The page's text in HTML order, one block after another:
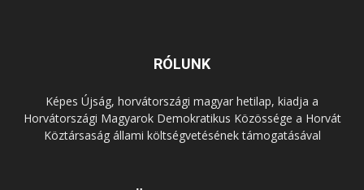
RÓLUNK
Képes Újság, horvátországi magyar hetilap, kiadja a
Horvátországi Magyarok Demokratikus Közössége a Horvát
Köztársaság állami költségvetésének támogatásával